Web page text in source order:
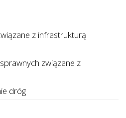
z infrastrukturą
związane z
dróg